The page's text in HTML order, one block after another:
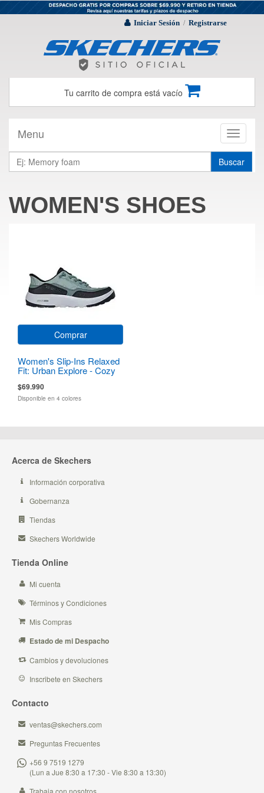
Iniciar Sesión / Registrarse
Tu carrito de compra está vacío
Toggle
Menu
Buscar
WOMEN'S SHOES
Comprar
Women's Slip-Ins Relaxed
Fit: Urban Explore - Cozy
$69.990
Disponible en 4 colores
Acerca de Skechers
Información corporativa
Gobernanza
Tiendas
Skechers Worldwide
Tienda Online
Mi cuenta
Términos y Condiciones
Mis Compras
Estado de mi Despacho
Cambios y devoluciones
Inscribete en Skechers
Contacto
ventas@skechers.com
Preguntas Frecuentes
+56 9 7519 1279
(Lun a Jue 8:30 a 17:30 - Vie 8:30 a 13:30)
Trabaja con nosotros